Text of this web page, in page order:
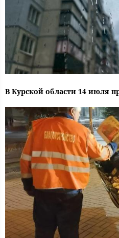
В Курской области 14 июля